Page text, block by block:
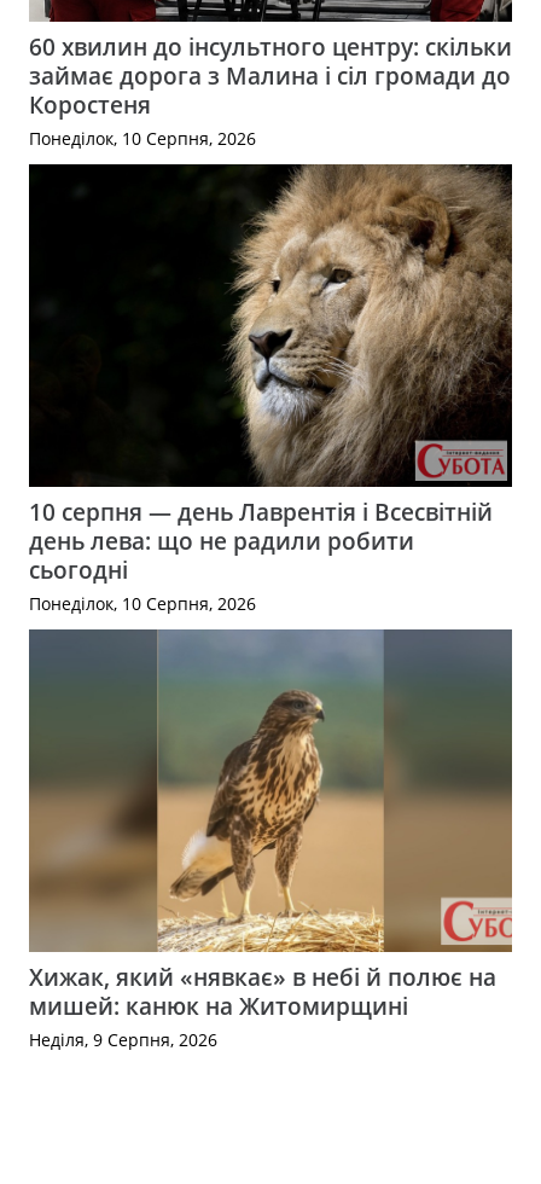
60 хвилин до інсультного центру: скільки
займає дорога з Малина і сіл громади до
Коростеня
Понеділок, 10 Серпня, 2026
10 серпня — день Лаврентія і Всесвітній
день лева: що не радили робити
сьогодні
Понеділок, 10 Серпня, 2026
Хижак, який «нявкає» в небі й полює на
мишей: канюк на Житомирщині
Неділя, 9 Серпня, 2026